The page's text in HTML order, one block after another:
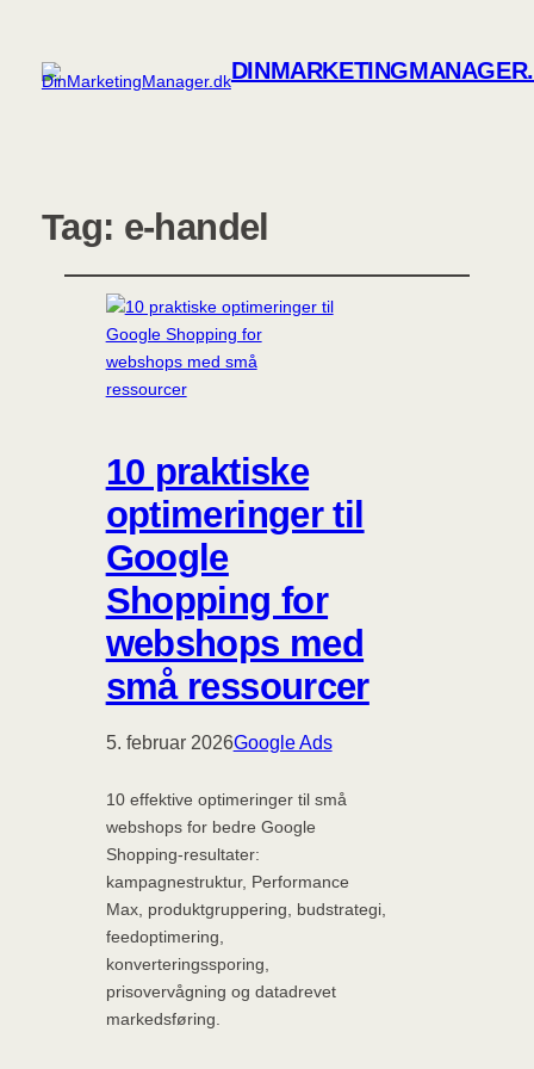
Tag: e‑handel
10 praktiske
optimeringer til
Google
Shopping for
webshops med
små ressourcer
5. februar 2026Google Ads
10 effektive optimeringer til små
webshops for bedre Google
Shopping-resultater:
kampagnestruktur, Performance
Max, produktgruppering, budstrategi,
feedoptimering,
konverteringssporing,
prisovervågning og datadrevet
markedsføring.